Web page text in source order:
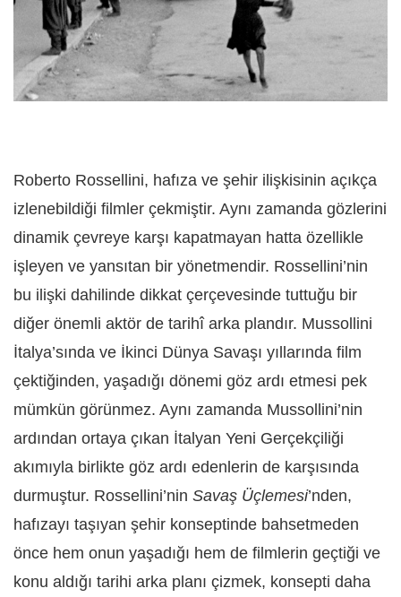
Roberto Rossellini, hafıza ve şehir ilişkisinin açıkça
izlenebildiği filmler çekmiştir. Aynı zamanda gözlerini
dinamik çevreye karşı kapatmayan hatta özellikle
işleyen ve yansıtan bir yönetmendir. Rossellini’nin
bu ilişki dahilinde dikkat çerçevesinde tuttuğu bir
diğer önemli aktör de tarihî arka plandır. Mussollini
İtalya’sında ve İkinci Dünya Savaşı yıllarında film
çektiğinden, yaşadığı dönemi göz ardı etmesi pek
mümkün görünmez. Aynı zamanda Mussollini’nin
ardından ortaya çıkan İtalyan Yeni Gerçekçiliği
akımıyla birlikte göz ardı edenlerin de karşısında
durmuştur. Rossellini’nin Savaş Üçlemesi’nden,
hafızayı taşıyan şehir konseptinde bahsetmeden
önce hem onun yaşadığı hem de filmlerin geçtiği ve
konu aldığı tarihi arka planı çizmek, konsepti daha